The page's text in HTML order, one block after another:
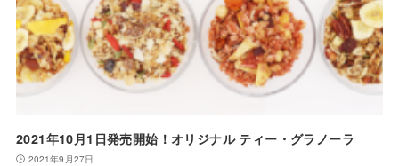
2021年10月1日発売開始！オリジナル ティー・グラノーラ
2021年9月27日